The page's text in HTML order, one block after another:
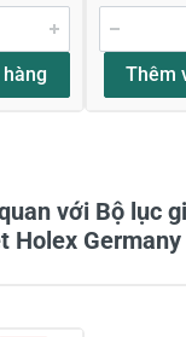
Thêm
với Bộ lục
Holex